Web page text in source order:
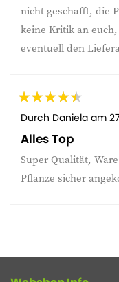
nicht geschafft, die
keine Kritik an
eventuell den
Durch Daniela am
Alles Top
Super Qualität,
Pflanze sicher